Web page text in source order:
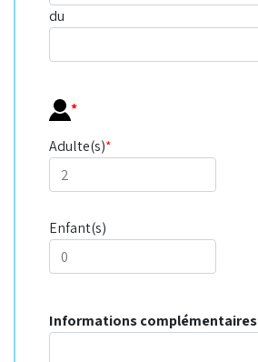
du
*
Adulte(s)*
Enfant(s)
Informations complémentaires